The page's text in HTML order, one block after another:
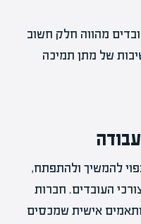
מהווה חלק חשוב
של מתן תמיכה
להמשיך ולהתפתח,
העובדים. חברות
אישית שמכסים